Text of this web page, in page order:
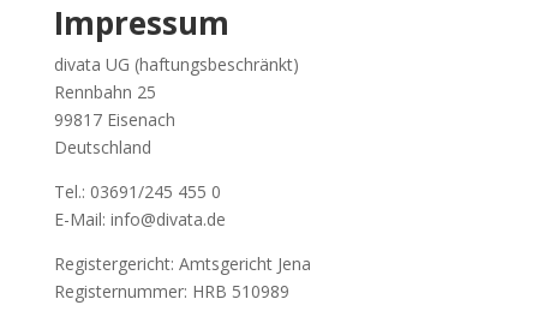
Impressum
divata UG (haftungsbeschränkt)
Rennbahn 25
99817 Eisenach
Deutschland
Tel.: 03691/245 455 0
E-Mail: info@divata.de
Registergericht: Amtsgericht Jena
Registernummer: HRB 510989